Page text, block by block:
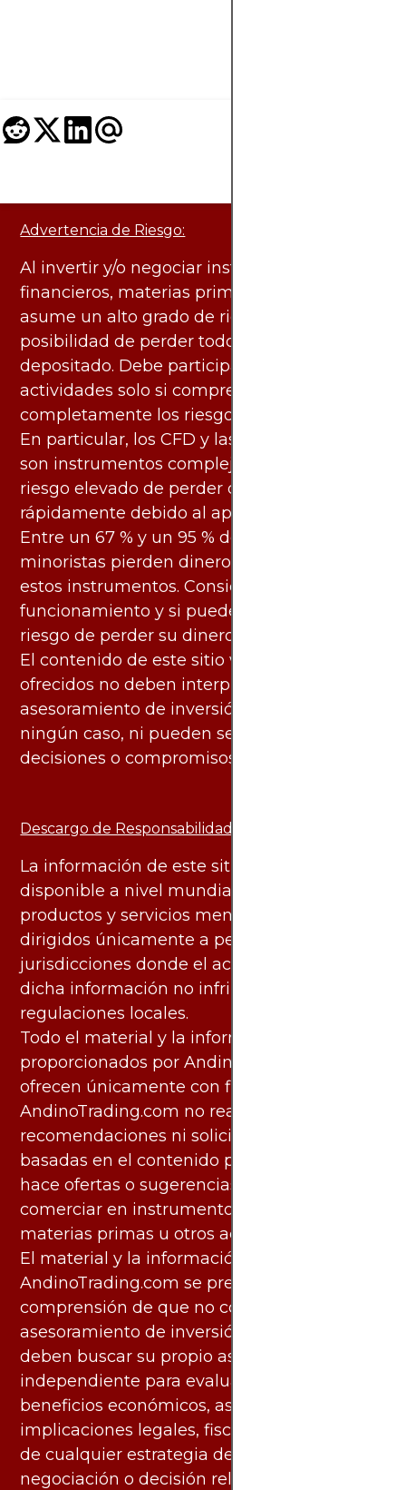
Advertencia de Riesgo:
Al invertir y/o negociar instrumentos
financieros, materias primas y otros activos,
asume un alto grado de riesgo. Existe la
posibilidad de perder todo el capital
depositado. Debe participar en estas
actividades solo si comprende
completamente los riesgos asociados.
En particular, los CFD y las criptomonedas
son instrumentos complejos y conllevan un
riesgo elevado de perder dinero
rápidamente debido al apalancamiento.
Entre un 67 % y un 95 % de los inversores
minoristas pierden dinero al negociar con
estos instrumentos. Considere si entiende su
funcionamiento y si puede asumir el alto
riesgo de perder su dinero.
El contenido de este sitio web y los servicios
ofrecidos no deben interpretarse como
asesoramiento de inversión ni financiero en
ningún caso, ni pueden servir de base para
decisiones o compromisos de ningún tipo.
Descargo de Responsabilidad:
La información de este sitio web está
disponible a nivel mundial. Sin embargo, los
productos y servicios mencionados están
dirigidos únicamente a personas en
jurisdicciones donde el acceso y uso de
dicha información no infringe leyes o
regulaciones locales.
Todo el material y la información
proporcionados por AndinoTrading.com se
ofrecen únicamente con fines informativos.
AndinoTrading.com no realiza
recomendaciones ni solicita acciones
basadas en el contenido proporcionado, ni
hace ofertas o sugerencias para invertir o
comerciar en instrumentos financieros,
materias primas u otros activos.
El material y la información disponibles en
AndinoTrading.com se presentan con la
comprensión de que no constituyen
asesoramiento de inversión. Los usuarios
deben buscar su propio asesoramiento
independiente para evaluar los riesgos y
beneficios económicos, así como las
implicaciones legales, fiscales y contables
de cualquier estrategia de inversión,
negociación o decisión relacionada con